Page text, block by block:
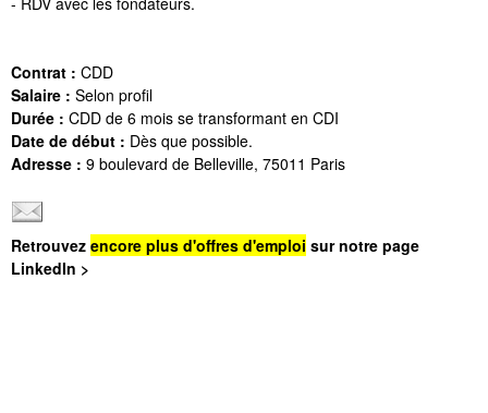
Contrat : CDD
Salaire : Selon profil
Durée : CDD de 6 mois se transformant en CDI
Date de début : Dès que possible.
Adresse : 9 boulevard de Belleville, 75011 Paris
Retrouvez encore plus d'offres d'emploi sur notre page
LinkedIn >